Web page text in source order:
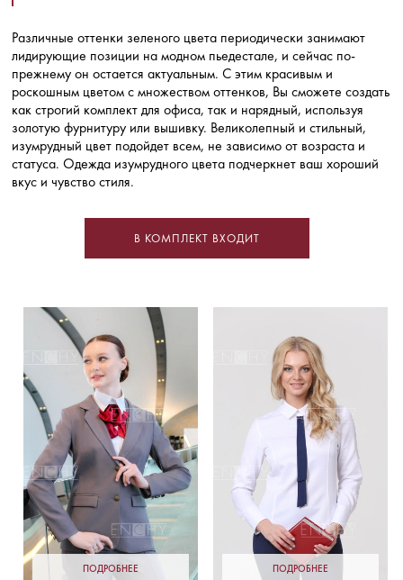
Различные оттенки зеленого цвета периодически занимают
лидирующие позиции на модном пьедестале, и сейчас по-
прежнему он остается актуальным. С этим красивым и
роскошным цветом с множеством оттенков, Вы сможете создать
как строгий комплект для офиса, так и нарядный, используя
золотую фурнитуру или вышивку. Великолепный и стильный,
изумрудный цвет подойдет всем, не зависимо от возраста и
статуса. Одежда изумрудного цвета подчеркнет ваш хороший
вкус и чувство стиля.
В КОМПЛЕКТ ВХОДИТ
ПОДРОБНЕЕ ПОДРОБНЕЕ